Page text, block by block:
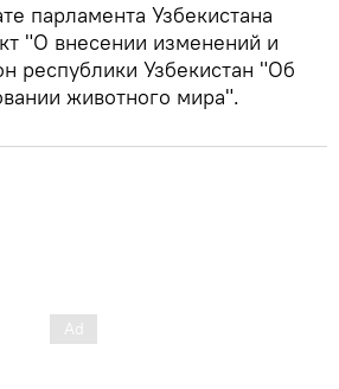
парламента Узбекистана
"О внесении изменений и
республики Узбекистан "Об
животного мира".